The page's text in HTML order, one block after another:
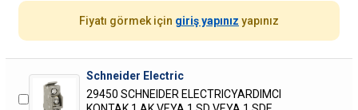
Fiyatı görmek için giriş yapınız yapınız
Schneider Electric
29450 SCHNEIDER ELECTRICYARDIMCI